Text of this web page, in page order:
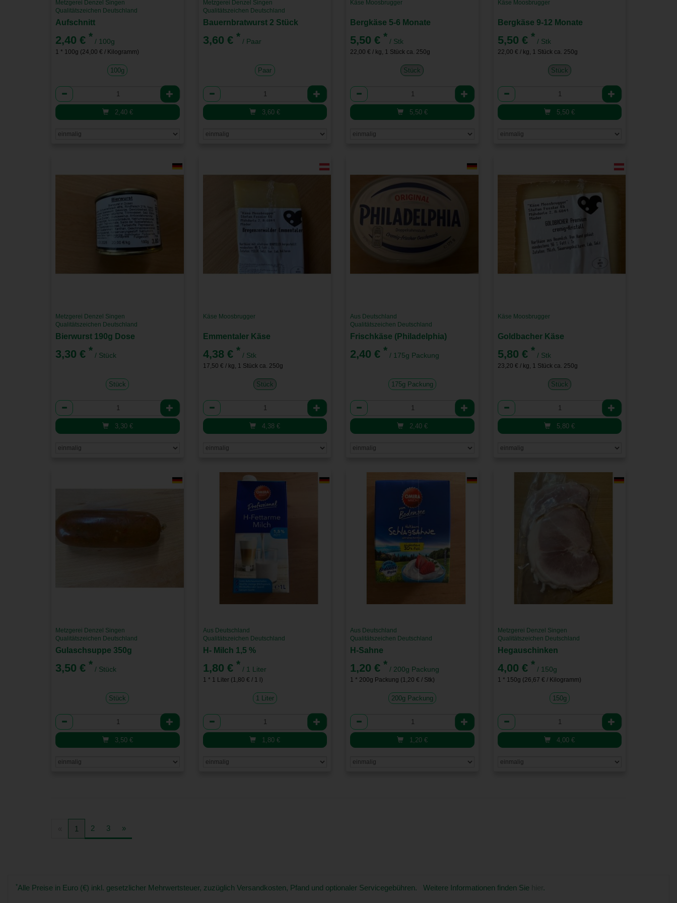
Metzgerei Denzel Singen
Qualitätszeichen Deutschland
Aufschnitt
2,40 € * / 100g
1 * 100g (24,00 € / Kilogramm)
100g
Anzahl
2,40 €
Metzgerei Denzel Singen
Qualitätszeichen Deutschland
Bauernbratwurst 2 Stück
3,60 €* / Paar
Paar
Anzahl
3,60€
Käse Moosbrugger
Bergkäse 5-6 Monate
5,50 € * / Stk
22,00 € / kg, 1 Stück ca. 250g
Stück
Anzahl
5,50 €
Käse Moosbrugger
Bergkäse 9-12 Monate
5,50 €* / Stk
22,00 € / kg, 1 Stück ca. 250g
Stück
Anzahl
5,50€
Metzgerei Denzel Singen
Qualitätszeichen Deutschland
Bierwurst 190g Dose
3,30 € * / Stück
Stück
Anzahl
3,30 €
Käse Moosbrugger
Emmentaler Käse
4,38 €* / Stk
17,50 € / kg, 1 Stück ca. 250g
Stück
Anzahl
4,38€
Aus Deutschland
Qualitätszeichen Deutschland
Frischkäse (Philadelphia)
2,40 € * / 175g Packung
175g Packung
Anzahl
2,40 €
Käse Moosbrugger
Goldbacher Käse
5,80 €* / Stk
23,20 € / kg, 1 Stück ca. 250g
Stück
Anzahl
5,80€
Metzgerei Denzel Singen
Qualitätszeichen Deutschland
Gulaschsuppe 350g
3,50 € * / Stück
Stück
Anzahl
3,50 €
Aus Deutschland
Qualitätszeichen Deutschland
H- Milch 1,5 %
1,80 €* / 1 Liter
1 * 1 Liter (1,80 € / 1 l)
1 Liter
Anzahl
1,80€
Aus Deutschland
Qualitätszeichen Deutschland
H-Sahne
1,20 € * / 200g Packung
1 * 200g Packung (1,20 € / Stk)
200g Packung
Anzahl
1,20 €
Metzgerei Denzel Singen
Qualitätszeichen Deutschland
Hegauschinken
4,00 €* / 150g
1 * 150g (26,67 € / Kilogramm)
150g
Anzahl
4,00€
1 2 3 »
*Alle Preise in Euro (€) inkl. gesetzlicher Mehrwertsteuer, zuzüglich Versandkosten, Pfand und optionaler Servicegebühren. Weitere Informationen finden Sie hier.